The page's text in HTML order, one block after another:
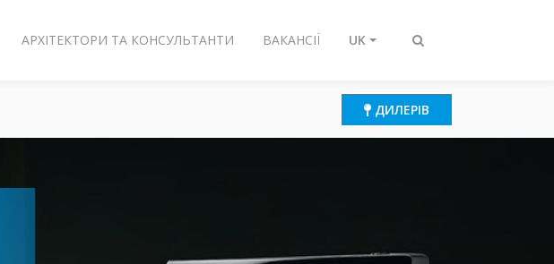
Перемикнути
АРХІТЕКТОРИ ТА КОНСУЛЬТАНТИ ВАКАНСІЇ UK
ДИЛЕРІВ